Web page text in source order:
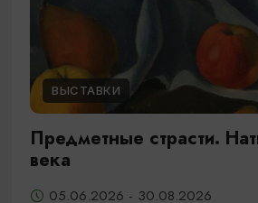
ВЫСТАВКИ
Предметные страсти.
века
05.06.2026 - 30.08.2026